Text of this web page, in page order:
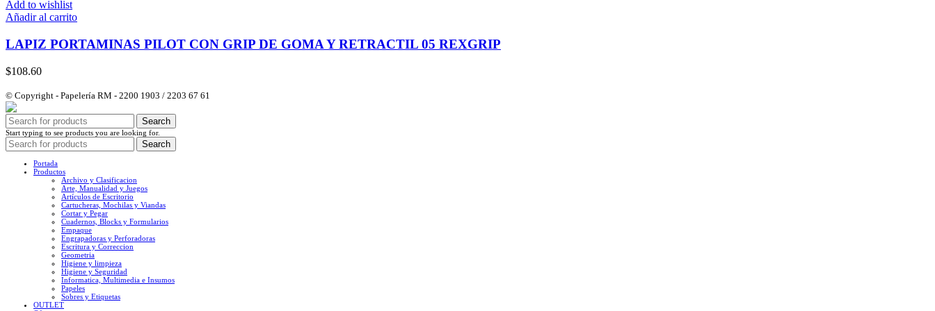
Add to wishlist
Añadir al carrito
LAPIZ PORTAMINAS PILOT CON GRIP DE GOMA Y RETRACTIL 05 REXGRIP
$108.60
© Copyright - Papelería RM - 2200 1903 / 2203 67 61
Search
Start typing to see products you are looking for.
Search
Portada
Productos
Archivo y Clasificacion
Arte, Manualidad y Juegos
Artículos de Escritorio
Cartucheras, Mochilas y Viandas
Cortar y Pegar
Cuadernos, Blocks y Formularios
Empaque
Engrapadoras y Perforadoras
Escritura y Correccion
Geometria
Higiene y limpieza
Higiene y Seguridad
Informatica, Multimedia e Insumos
Papeles
Sobres y Etiquetas
OUTLET